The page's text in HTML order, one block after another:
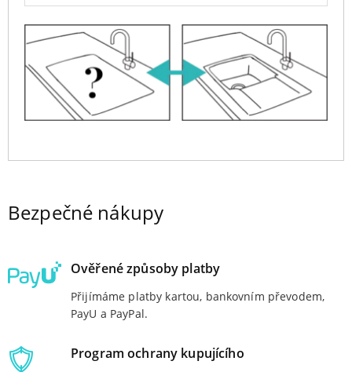
Bezpečné nákupy
Ověřené způsoby platby
Přijímáme platby kartou, bankovním převodem,
PayU a PayPal.
Program ochrany kupujícího